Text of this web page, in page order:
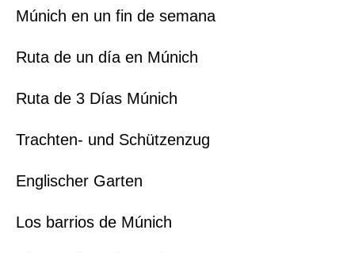
Múnich en un fin de semana
Ruta de un día en Múnich
Ruta de 3 Días Múnich
Trachten- und Schützenzug
Englischer Garten
Los barrios de Múnich